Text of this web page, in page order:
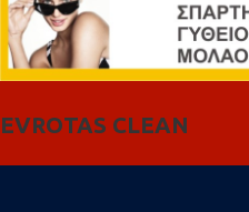
EVROTAS CLEAN